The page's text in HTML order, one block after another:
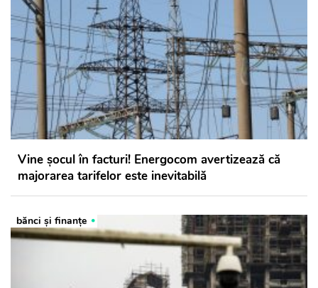
Vine șocul în facturi! Energocom avertizează că
majorarea tarifelor este inevitabilă
bănci şi finanţe